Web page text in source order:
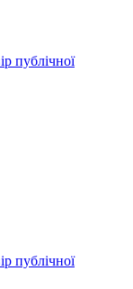
публічної
публічної